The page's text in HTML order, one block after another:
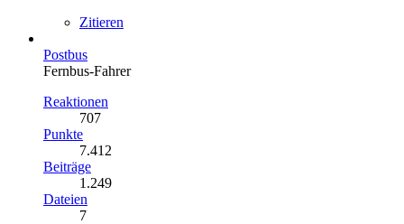
Zitieren
Postbus
Fernbus-Fahrer
Reaktionen
707
Punkte
7.412
Beiträge
1.249
Dateien
7